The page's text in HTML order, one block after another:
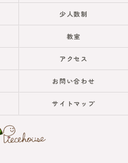
少人数制
教室
アクセス
お問い合わせ
サイトマップ